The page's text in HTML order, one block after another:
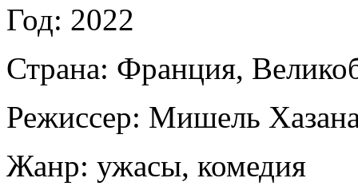
Год: 2022
Страна: Франция,
Режиссер: Мишель
Жанр: ужасы, комедия